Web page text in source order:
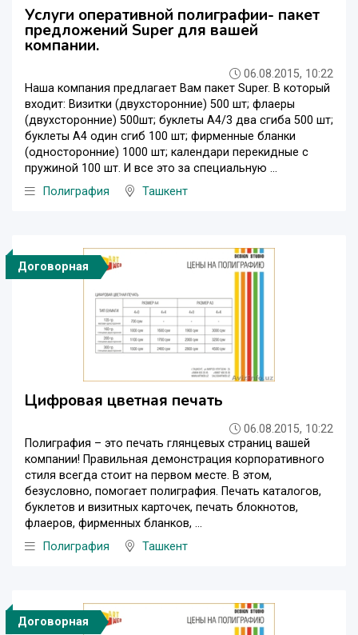
Услуги оперативной полиграфии- пакет
предложений Super для вашей
компании.
06.08.2015, 10:22
Наша компания предлагает Вам пакет Super. В который
входит: Визитки (двухсторонние) 500 шт; флаеры
(двухсторонние) 500шт; буклеты А4/3 два сгиба 500 шт;
буклеты А4 один сгиб 100 шт; фирменные бланки
(односторонние) 1000 шт; календари перекидные с
пружиной 100 шт. И все это за специальную ...
Полиграфия
Ташкент
Договорная
Цифровая цветная печать
06.08.2015, 10:22
Полиграфия – это печать глянцевых страниц вашей
компании! Правильная демонстрация корпоративного
стиля всегда стоит на первом месте. В этом,
безусловно, помогает полиграфия. Печать каталогов,
буклетов и визитных карточек, печать блокнотов,
флаеров, фирменных бланков, ...
Полиграфия
Ташкент
Договорная